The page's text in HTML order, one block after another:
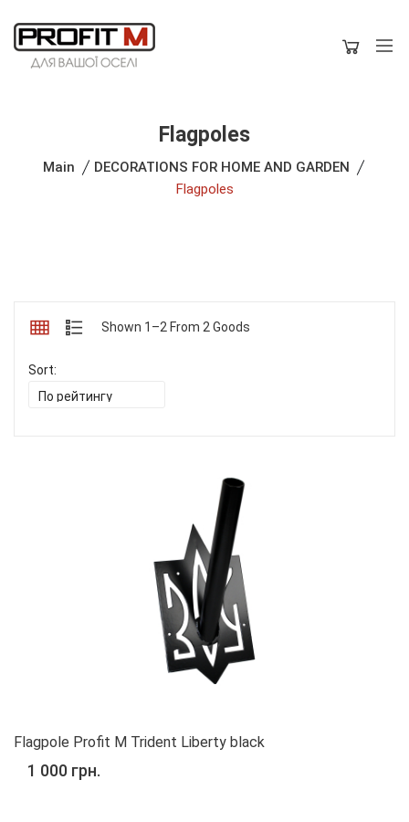
Flagpoles
Main
DECORATIONS FOR HOME AND GARDEN
Flagpoles
Shown 1–2 From 2 Goods
Sort:
Flagpole Profit M Trident Liberty black
1 000 грн.